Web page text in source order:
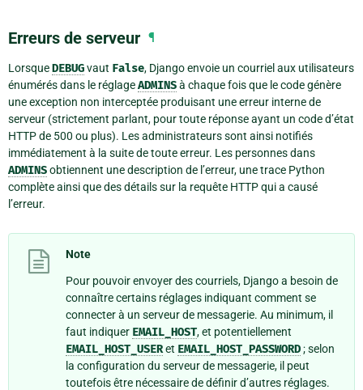
Erreurs de serveur ¶
LorsqueDEBUGvaut False, Django envoie un courriel aux utilisateurs
énumérés dans le réglageADMINSà chaque fois que le code génère
une exception non interceptée produisant une erreur interne de
serveur (strictement parlant, pour toute réponse ayant un code d’état
HTTP de 500 ou plus). Les administrateurs sont ainsi notifiés
immédiatement à la suite de toute erreur. Les personnes dans
ADMINSobtiennent une description de l’erreur, une trace Python
complète ainsi que des détails sur la requête HTTP qui a causé
l’erreur.
Note
Pour pouvoir envoyer des courriels, Django a besoin de
connaître certains réglages indiquant comment se
connecter à un serveur de messagerie. Au minimum, il
faut indiquer EMAIL_HOST, et potentiellement
EMAIL_HOST_USERet EMAIL_HOST_PASSWORD; selon
la configuration du serveur de messagerie, il peut
toutefois être nécessaire de définir d’autres réglages.